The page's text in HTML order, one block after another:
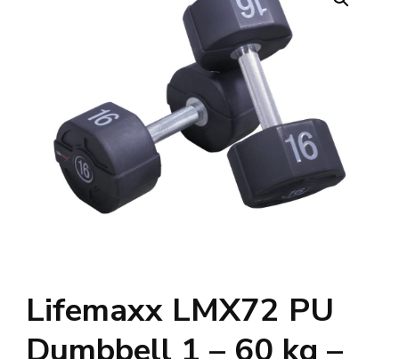
Lifemaxx LMX72 PU